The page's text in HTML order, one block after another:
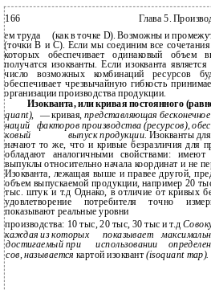
166
Глава 5.
ем труда
(как в точке D). Возможны и
(точки В и С). Если мы соединим все сочетания
которых обеспечивает одинаковый объем
получатся изокванты. Если изокванта
число возможных комбинаций ресурсов
обеспечивает чрезвычайную гибкость
организации производства продукции.
Изокванта, или кривая постоянного
quant), — кривая, представляющая
наций факторов производства (ресурсов),
ковый
выпуск продукции. Изокванты
начают то же, что и кривые безразличия для
обладают аналогичными свойствами:
выпуклы относительно начала координат и не
Изокванта, лежащая выше и правее другой,
объем выпускаемой продукции, например 20
тыс. штук и т.д Однако, в отличие от кривых
удовлетворение потребителя точно
показывают реальные уровни
производства: 10 тыс, 20 тыс, 30 тыс и т.д
каждая из которых показывает
достигаемый при использовании
сов, называется картой изоквант(isoquant map).